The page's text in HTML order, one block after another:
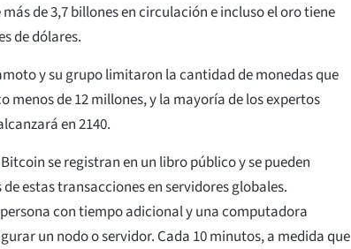
de 3,7 billones en circulación e incluso el oro tiene
de dólares.
y su grupo limitaron la cantidad de monedas que
menos de 12 millones, y la mayoría de los expertos
en 2140.
se registran en un libro público y se pueden
estas transacciones en servidores globales.
con tiempo adicional y una computadora
un nodo o servidor. Cada 10 minutos, a medida que